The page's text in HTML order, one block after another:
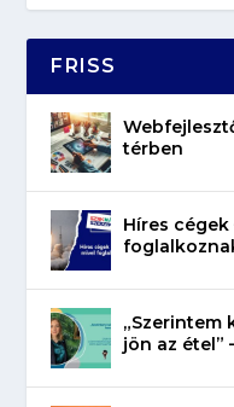
FRISS
térben
Híres cégek
„Szerintem
jön az étel”